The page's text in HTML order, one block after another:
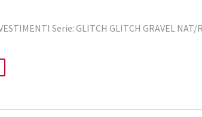
Serie: GLITCH GLITCH GRAVEL